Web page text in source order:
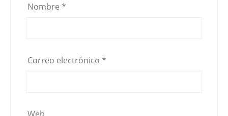
Nombre *
Correo electrónico *